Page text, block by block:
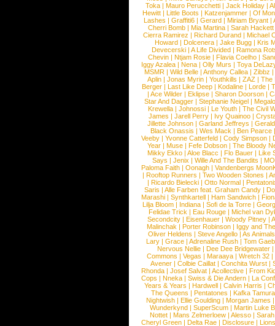
Toka | Mauro Perucchetti | Jack Holiday |
Hewitt |Little Boots |Katzenjammer |Of
Lashes |Graffiti6 |Gerard |Miriam Bryant |
Cherri Bomb | Mia Martina | Sarah Hackett
Cierra Ramirez | Richard Durand | Michael
Howard |Dolcenera |Jake Bugg |Kris
Devecerski |A Life Divided |Ramona
Chevin |Ntjam Rosie |Flavia Coelho |
Iggy Azalea | Nena | Olly Murs | Toya
MSMR |Wild Belle |Anthony Callea |Zibbz
Aplin | Jonas Myrin | Youthkills | ZAZ | The
Berger |Last Like Deep |Kodaline |Lorde |
|Ace Wilder |Eklipse |Sharon Doorson |
Star And Dagger | Stephanie Neigel |
Krewella | Johnossi | Le Youth | The Civil
James | Jarell Perry | Ivy Quainoo |
Jillette Johnson | Garland Jeffreys |
Black Onassis | Wes Mack | Ben Pearce
Veeby | Yvonne Catterfeld | Cody Simpson |
Year |Muse |Fefe Dobson |The Bloody
Mikky Ekko | Aloe Blacc | Flo Bauer | Like
Says | Jenix | Wille And The Bandits | MO
Paloma Faith |Oonagh |Vandenbergs
|Rooftop Runners |Two Wooden Stones |
| Ricardo Bielecki | Otto Normal |
Saris | Alle Farben feat. Graham Candy |
Marashi | Synthkartell | Ham Sandwich |
Lilja Bloom | Indiana | Sofi de la Torre |
Felidae Trick | Eau Rouge | Michel van
Secondcity |Eisenhauer |Woody Pitney |
Malinchak |Porter Robinson | Iggy and
Oliver Heldens |Steve Angello |As Animals
Lary | Grace | Adrenaline Rush | Tom
Nervous Nellie | Dee Dee Bridgewater |
Commons |Vegas |Maraaya |Wretch 32 |
Avener | Colbie Caillat | Conchita Wurst |
Rhonda | Josef Salvat | Acollective | From
Cops | Nneka | Swiss & Die Andern | La
Years & Years |Hardwell |Calvin Harris |
The Queens | Pentatones | Kafka Tamura
Nightwish |Ellie Goulding |Morgan James
Wunderkynd | SuperScum | Martin Luke
Nottet |Mans Zelmerloew |Alesso |
Cheryl Green |Delta Rae |Disclosure |